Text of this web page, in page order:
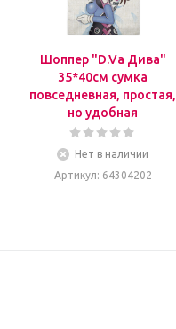
Шоппер "D.Va Дива"
35*40см сумка
повседневная, простая,
но удобная
Нет в наличии
Артикул: 64304202